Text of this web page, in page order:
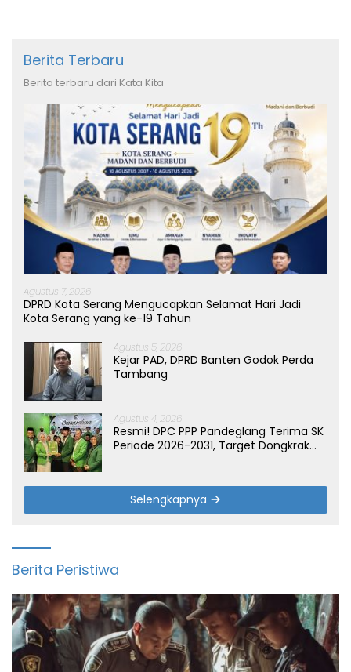
Berita Terbaru
Berita terbaru dari Kata Kita
Agustus 7, 2026
DPRD Kota Serang Mengucapkan Selamat Hari Jadi
Kota Serang yang ke-19 Tahun
Agustus 5, 2026
Kejar PAD, DPRD Banten Godok Perda
Tambang
Agustus 4, 2026
Resmi! DPC PPP Pandeglang Terima SK
Periode 2026-2031, Target Dongkrak
Selengkapnya
Berita Peristiwa